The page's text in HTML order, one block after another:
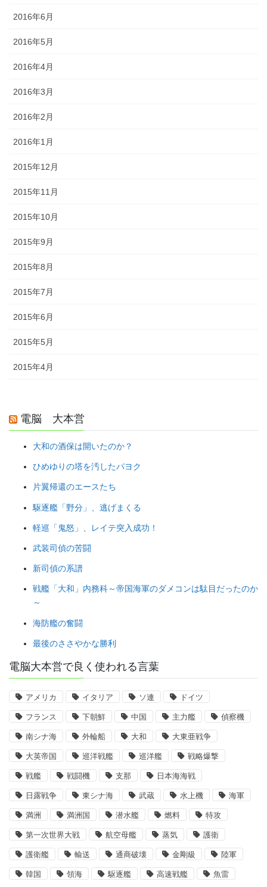
2016年6月
2016年5月
2016年4月
2016年3月
2016年2月
2016年1月
2015年12月
2015年11月
2015年10月
2015年9月
2015年8月
2015年7月
2015年6月
2015年5月
2015年4月
電脳 大本営
大和の酒保は開いたのか？
ひめゆりの塔を汚したパヨク
片翼帰還のエースたち
駆逐艦「野分」、逃げまくる
軽巡「鬼怒」、レイテ突入成功！
武装司偵の苦闘
新司偵の系譜
戦艦「大和」内務科～帝国海軍のダメコンは駄目だったのか
～
海防艦の奮闘
最後のささやかな勝利
電脳大本営で良く使われる言葉
アメリカ イタリア ソ連 ドイツ
フランス 下朝鮮 中国 主力艦 偵察機
南シナ海 外輪船 大和 大東亜戦争
大英帝国 巡洋戦艦 巡洋艦 戦略爆撃
戦艦 戦闘機 支那 日本海海戦
日露戦争 東シナ海 武蔵 水上機 海軍
満洲 満洲国 潜水艦 燃料 特攻
第一次世界大戦 航空母艦 蒸気 護衛
護衛艦 輸送 通商破壊 金剛級 陸軍
韓国 領海 駆逐艦 高速戦艦 魚雷